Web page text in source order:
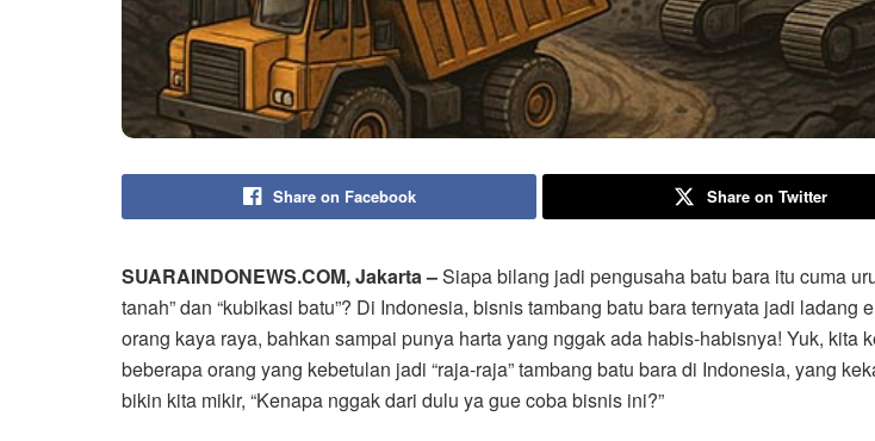
Share on Facebook Share on Twitter
SUARAINDONEWS.COM, Jakarta –Siapa bilang jadi pengusaha batu bara itu cuma
tanah” dan “kubikasi batu”? Di Indonesia, bisnis tambang batu bara ternyata jadi ladang
orang kaya raya, bahkan sampai punya harta yang nggak ada habis-habisnya! Yuk, kita
beberapa orang yang kebetulan jadi “raja-raja” tambang batu bara di Indonesia, yang
bikin kita mikir, “Kenapa nggak dari dulu ya gue coba bisnis ini?”